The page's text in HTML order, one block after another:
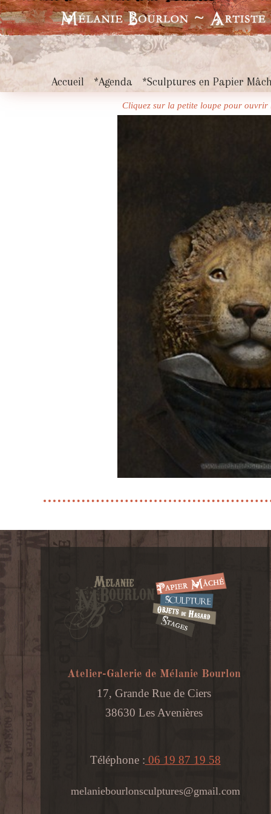
Accueil *Agenda *Sculptures en Papier
Cliquez sur la petite loupe pour ouvrir
Atelier-Galerie de Mélanie Bourlon
17, Grande Rue de Ciers
38630 Les Avenières
Téléphone : 06 19 87 19 58
melaniebourlonsculptures@gmail.com